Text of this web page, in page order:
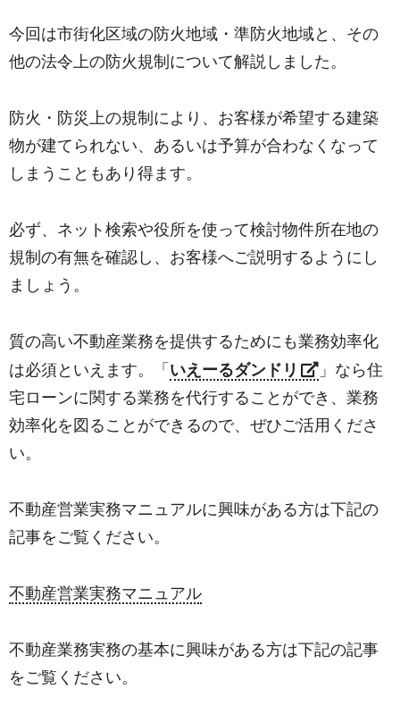
今回は市街化区域の防火地域・準防火地域と、その
他の法令上の防火規制について解説しました。
防火・防災上の規制により、お客様が希望する建築
物が建てられない、あるいは予算が合わなくなって
しまうこともあり得ます。
必ず、ネット検索や役所を使って検討物件所在地の
規制の有無を確認し、お客様へご説明するようにし
ましょう。
質の高い不動産業務を提供するためにも業務効率化
は必須といえます。「 いえーるダンドリ
」なら住
宅ローンに関する業務を代行することができ、業務
効率化を図ることができるので、ぜひご活用くださ
い。
不動産営業実務マニュアルに興味がある方は下記の
記事をご覧ください。
不動産営業実務マニュアル
不動産業務実務の基本に興味がある方は下記の記事
をご覧ください。